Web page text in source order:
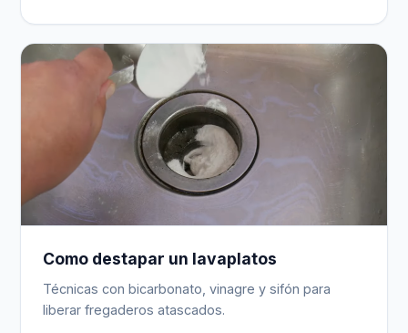
Como destapar un lavaplatos
Técnicas con bicarbonato, vinagre y sifón para
liberar fregaderos atascados.